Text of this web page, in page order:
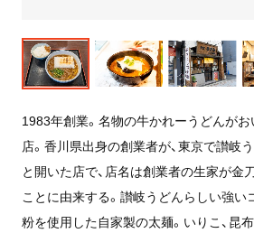
1983年創業。名物の牛かれーうどんが
店。香川県出身の創業者が、東京で讃岐
と開いた店で、店名は創業者の生家が金
ことに由来する。讃岐うどんらしい強
粉を使用した自家製の太麺。いりこ、昆